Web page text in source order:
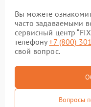
Вы можете
часто задаваемыми
сервисный центр
телефону+7 (800)
свой вопрос.
Вопросы